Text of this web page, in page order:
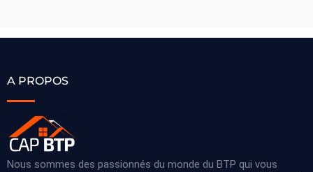
A PROPOS
Nous sommes des passionnés du monde du BTP qui vous